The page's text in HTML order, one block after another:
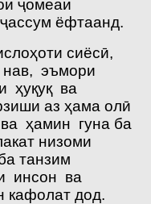
ҷомеаи
ёфтаанд.
сиёсӣ,
нав, эъмори
ҳуқуқ ва
аз ҳама олӣ
ҳамин гуна ба
низоми
танзим
инсон ва
кафолат дод.